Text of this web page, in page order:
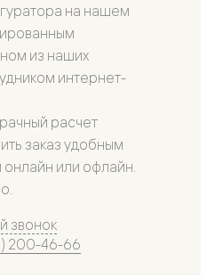
на нашем
из наших
интернет-
расчет
заказ удобным
или офлайн.
звонок
200-46-66